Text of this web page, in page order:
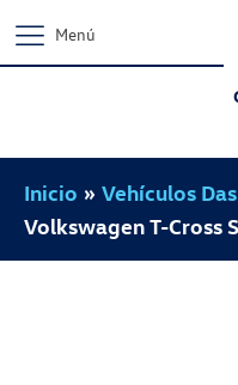
Menú
Inicio » Vehículos
Volkswagen T-Cross